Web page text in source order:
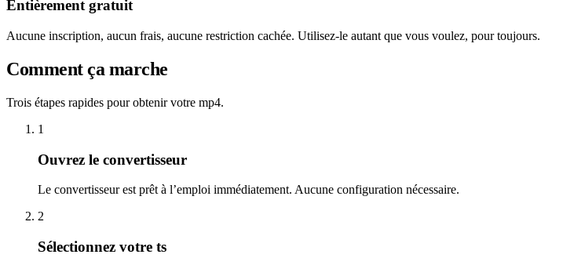
Entièrement gratuit
Aucune inscription, aucun frais, aucune restriction cachée. Utilisez-le autant que vous voulez, pour toujours.
Comment ça marche
Trois étapes rapides pour obtenir votre mp4.
1
Ouvrez le convertisseur
Le convertisseur est prêt à l’emploi immédiatement. Aucune configuration nécessaire.
2
Sélectionnez votre ts